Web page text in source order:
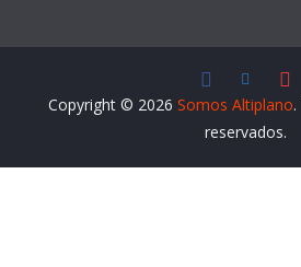
Copyright © 2026 Somos Altiplano
reservados.